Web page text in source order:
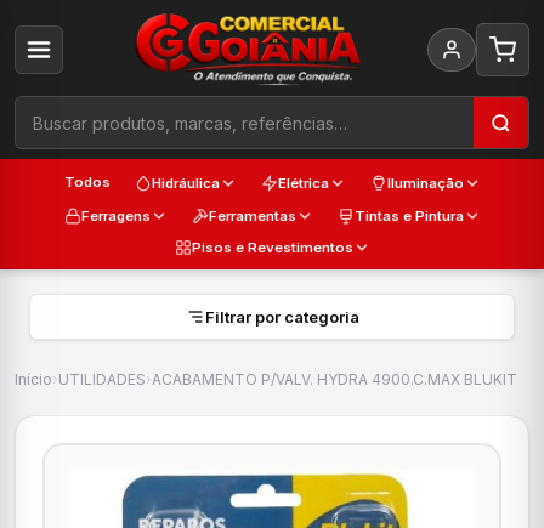
Todos Hidráulica Elétrica
Iluminação
Ferragens
Ferramentas
Tintas e Pintura
Pisos e Revestimentos
Filtrar por categoria
Início›UTILIDADES›ACABAMENTO P/VALV. HYDRA 4900.C.MAX BLUKIT